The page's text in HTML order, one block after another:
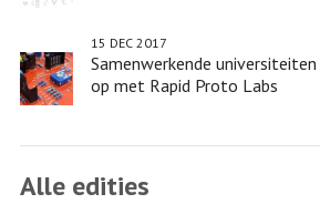
Samenwerkende
op met Rapid Proto Labs
15 DEC 2017
Alle edities